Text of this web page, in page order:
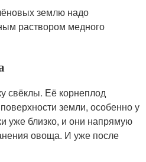
землю надо
раствором медного
свёклы. Её корнеплод
земли, особенно у
уже близко, и они напрямую
овоща. И уже после